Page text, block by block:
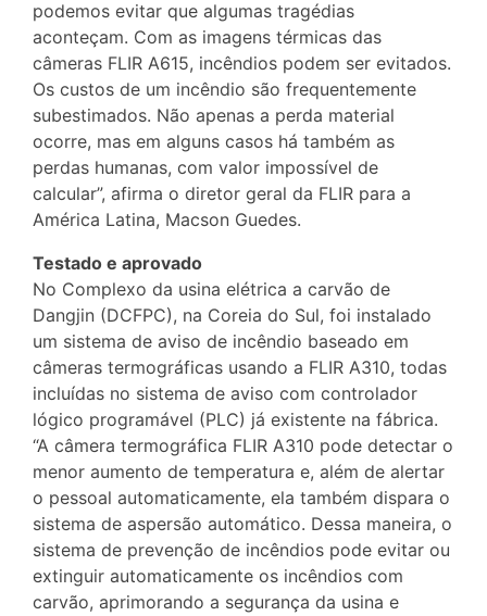
podemos evitar que algumas tragédias
aconteçam. Com as imagens térmicas das
câmeras FLIR A615, incêndios podem ser evitados.
Os custos de um incêndio são frequentemente
subestimados. Não apenas a perda material
ocorre, mas em alguns casos há também as
perdas humanas, com valor impossível de
calcular”, afirma o diretor geral da FLIR para a
América Latina, Macson Guedes.
Testado e aprovado
No Complexo da usina elétrica a carvão de
Dangjin (DCFPC), na Coreia do Sul, foi instalado
um sistema de aviso de incêndio baseado em
câmeras termográficas usando a FLIR A310, todas
incluídas no sistema de aviso com controlador
lógico programável (PLC) já existente na fábrica.
“A câmera termográfica FLIR A310 pode detectar o
menor aumento de temperatura e, além de alertar
o pessoal automaticamente, ela também dispara o
sistema de aspersão automático. Dessa maneira, o
sistema de prevenção de incêndios pode evitar ou
extinguir automaticamente os incêndios com
carvão, aprimorando a segurança da usina e